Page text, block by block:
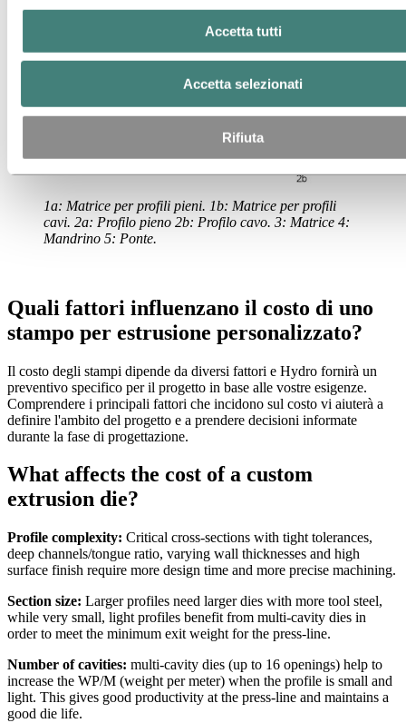
Accetta tutti
Accetta selezionati
Rifiuta
1a: Matrice per profili pieni. 1b: Matrice per profili
cavi. 2a: Profilo pieno 2b: Profilo cavo. 3: Matrice 4:
Mandrino 5: Ponte.
Quali fattori influenzano il costo di uno
stampo per estrusione personalizzato?
Il costo degli stampi dipende da diversi fattori e Hydro fornirà un
preventivo specifico per il progetto in base alle vostre esigenze.
Comprendere i principali fattori che incidono sul costo vi aiuterà a
definire l'ambito del progetto e a prendere decisioni informate
durante la fase di progettazione.
What affects the cost of a custom
extrusion die?
Profile complexity: Critical cross-sections with tight tolerances,
deep channels/tongue ratio, varying wall thicknesses and high
surface finish require more design time and more precise machining.
Section size: Larger profiles need larger dies with more tool steel,
while very small, light profiles benefit from multi-cavity dies in
order to meet the minimum exit weight for the press-line.
Number of cavities: multi-cavity dies (up to 16 openings) help to
increase the WP/M (weight per meter) when the profile is small and
light. This gives good productivity at the press-line and maintains a
good die life.